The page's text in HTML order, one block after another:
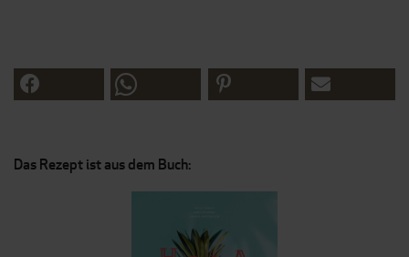
Das Rezept ist aus dem Buch: